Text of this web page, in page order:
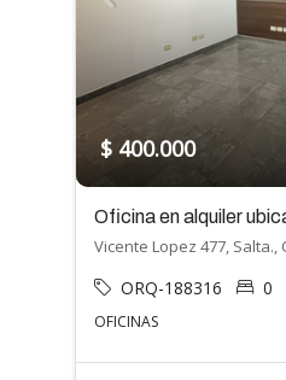
$ 400.000
Vicente Lopez 477, Salta.,
ORQ-188316 0
OFICINAS